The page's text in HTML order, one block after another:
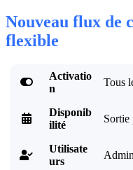
Nouveau flux de
flexible

Activatio
n
Tous

Disponib
ilité
Sortie

Utilisate
urs